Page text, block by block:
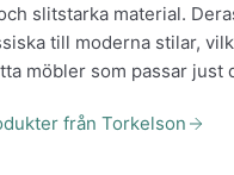
slitstarka material.
till moderna stilar,
möbler som passar just
från Torkelson